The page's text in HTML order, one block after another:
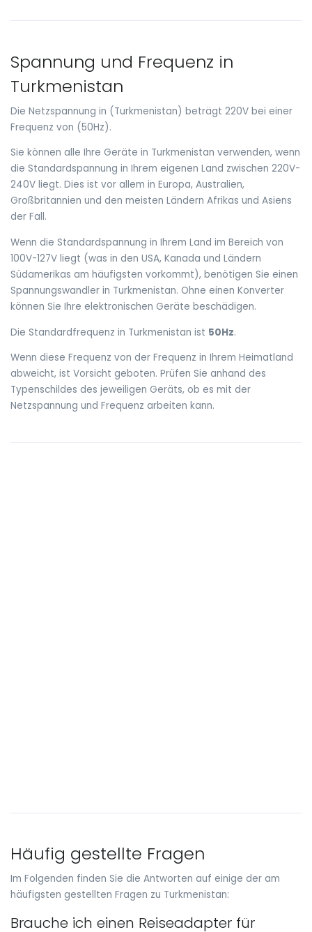
Spannung und Frequenz in
Turkmenistan
Die Netzspannung in (Turkmenistan) beträgt 220V bei einer
Frequenz von (50Hz).
Sie können alle Ihre Geräte in Turkmenistan verwenden, wenn
die Standardspannung in Ihrem eigenen Land zwischen 220V-
240V liegt. Dies ist vor allem in Europa, Australien,
Großbritannien und den meisten Ländern Afrikas und Asiens
der Fall.
Wenn die Standardspannung in Ihrem Land im Bereich von
100V-127V liegt (was in den USA, Kanada und Ländern
Südamerikas am häufigsten vorkommt), benötigen Sie einen
Spannungswandler in Turkmenistan. Ohne einen Konverter
können Sie Ihre elektronischen Geräte beschädigen.
Die Standardfrequenz in Turkmenistan ist 50Hz.
Wenn diese Frequenz von der Frequenz in Ihrem Heimatland
abweicht, ist Vorsicht geboten. Prüfen Sie anhand des
Typenschildes des jeweiligen Geräts, ob es mit der
Netzspannung und Frequenz arbeiten kann.
Häufig gestellte Fragen
Im Folgenden finden Sie die Antworten auf einige der am
häufigsten gestellten Fragen zu Turkmenistan:
Brauche ich einen Reiseadapter für